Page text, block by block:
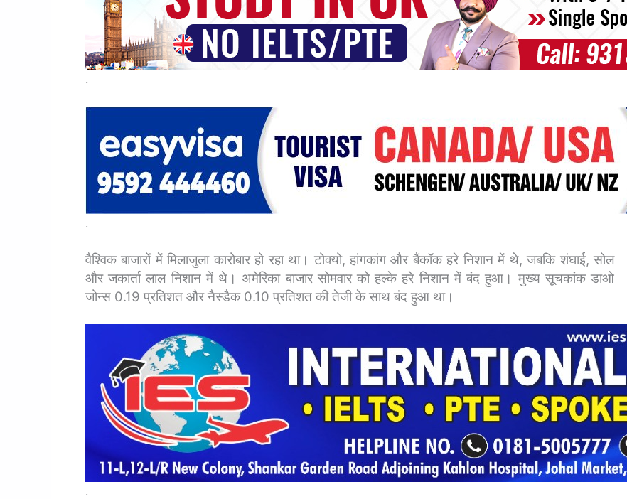
.
.
वैश्विक बाजारों में मिलाजुला कारोबार हो रहा था। टोक्यो, हांगकांग और बैंकॉक हरे निशान में थे, जबकि शंघाई, सोल
और जकार्ता लाल निशान में थे। अमेरिका बाजार सोमवार को हल्के हरे निशान में बंद हुआ। मुख्य सूचकांक डाओ
जोन्स 0.19 प्रतिशत और नैस्डैक 0.10 प्रतिशत की तेजी के साथ बंद हुआ था।
.